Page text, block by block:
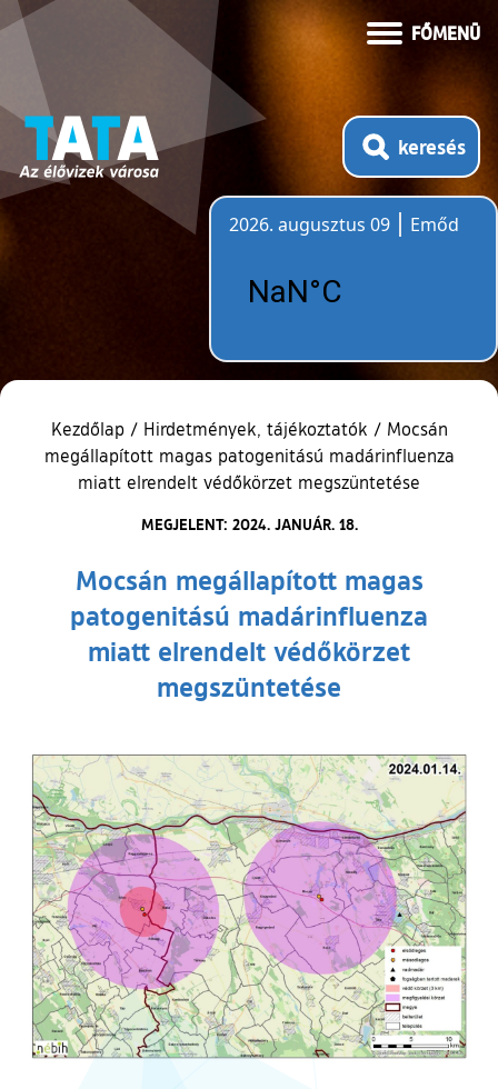
FŐMENÜ
keresés
2026. augusztus 09
Emőd
Kezdőlap / Hirdetmények, tájékoztatók / Mocsán
megállapított magas patogenitású madárinfluenza
miatt elrendelt védőkörzet megszüntetése
MEGJELENT: 2024. JANUÁR. 18.
Mocsán megállapított magas
patogenitású madárinfluenza
miatt elrendelt védőkörzet
megszüntetése